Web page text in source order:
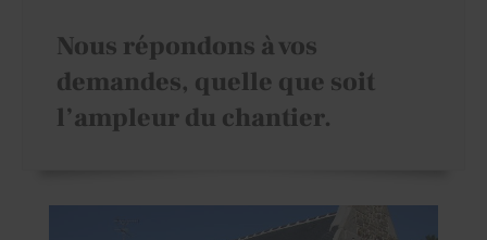
Nous répondons à vos
demandes, quelle que soit
l’ampleur du chantier.